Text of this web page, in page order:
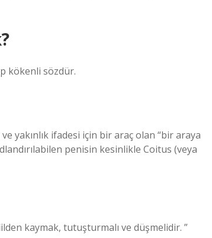
kökenli sözdür.
yakınlık ifadesi için bir araç olan “bir araya
penisin kesinlikle Coitus (veya
kaymak, tutuşturmalı ve düşmelidir. ”